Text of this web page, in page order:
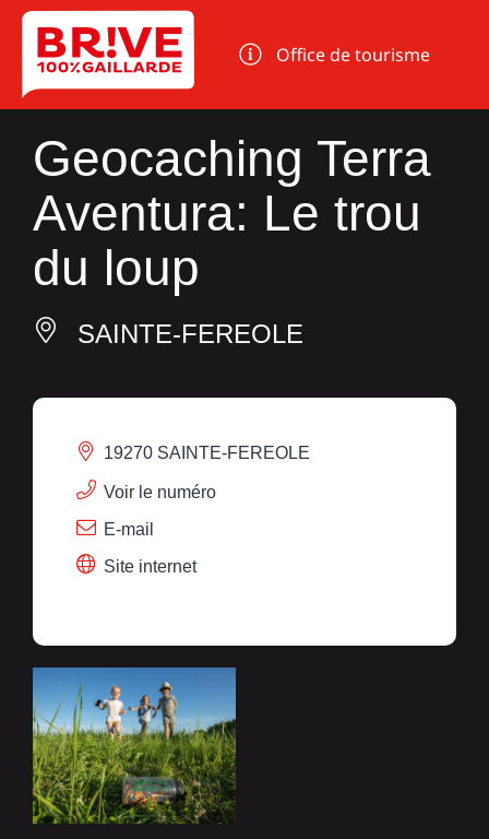
Panneau de gestion des cookies
Office de tourisme
Geocaching Terra
Aventura: Le trou
du loup
SAINTE-FEREOLE
19270 SAINTE-FEREOLE
Voir le numéro
E-mail
Site internet